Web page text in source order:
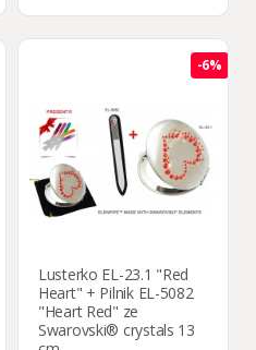
-6%
Lusterko EL-23.1 "Red
Heart" + Pilnik EL-5082
"Heart Red" ze
Swarovski® crystals 13